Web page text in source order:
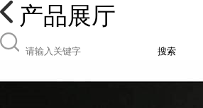
产品展厅
搜索